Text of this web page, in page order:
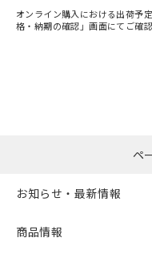
オンライン購入における出荷予
格・納期の確認」画面にてご確認
ペ
お知らせ・最新情報
商品情報